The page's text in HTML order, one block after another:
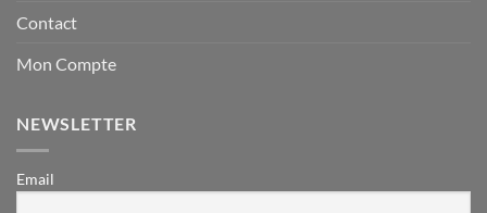
Contact
Mon Compte
NEWSLETTER
Email